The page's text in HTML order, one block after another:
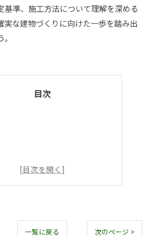
基準、施工方法について理解を深める
実な建物づくりに向けた一歩を踏み出
目次
一覧に戻る 次のページ >